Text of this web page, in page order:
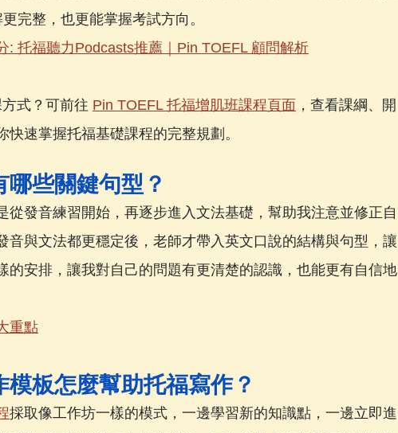
完整，也更能掌握考試方向。
: 托福聽力Podcasts推薦｜Pin TOEFL 顧問解析
式？可前往 Pin TOEFL 托福增肌班課程頁面 ，查看課綱、開
速掌握托福基礎課程的完整規劃。
些關鍵句型？
從發音練習開始，再逐步進入文法基礎，幫助我注意並修正自
音與文法都更穩定後，老師才帶入英文口說的結構與句型，讓
的安排，讓我對自己的問題有更清楚的認識，也能更有自信地
重點
板怎麼幫助托福寫作？
採取像工作坊一樣的模式，一邊學習新的知識點，一邊立即進